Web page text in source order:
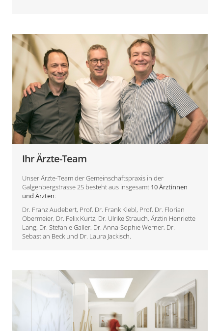
Ihr Ärzte-Team
Unser Ärzte-Team der Gemeinschaftspraxis in der
Galgenbergstrasse 25 besteht aus insgesamt 10 Ärztinnen
und Ärzten:
Dr. Franz Audebert, Prof. Dr. Frank Klebl, Prof. Dr. Florian
Obermeier, Dr. Felix Kurtz, Dr. Ulrike Strauch, Ärztin Henriette
Lang, Dr. Stefanie Galler, Dr. Anna-Sophie Werner, Dr.
Sebastian Beck und Dr. Laura Jackisch.